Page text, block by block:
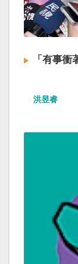
「有事
洪昱睿